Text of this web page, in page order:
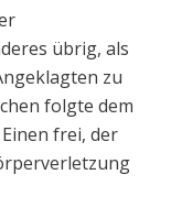
übrig, als
zu
folgte dem
frei, der